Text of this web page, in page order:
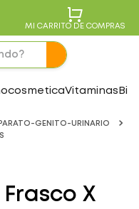
MI CARRITO DE COMPRAS
Vitaminas
GENITO-URINARIO
X